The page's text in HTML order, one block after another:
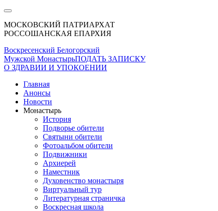
МОСКОВСКИЙ ПАТРИАРХАТ
РОССОШАНСКАЯ ЕПАРХИЯ
Воскресенский Белогорский
Мужской МонастырьПОДАТЬ ЗАПИСКУ
О ЗДРАВИИ И УПОКОЕНИИ
Главная
Анонсы
Новости
Монастырь
История
Подворье обители
Святыни обители
Фотоальбом обители
Подвижники
Архиерей
Наместник
Духовенство монастыря
Виртуальный тур
Литературная страничка
Воскресная школа